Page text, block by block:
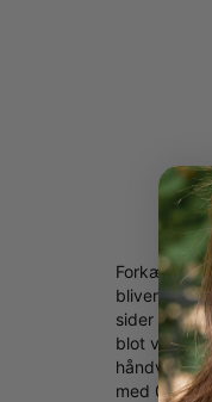
Forkæl dig
bliver helt
sider af
blot vælge
med 0,925